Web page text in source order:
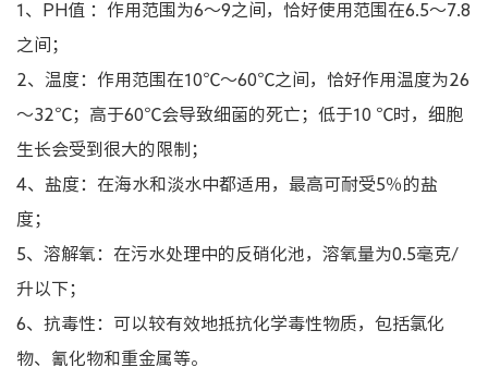
1、PH值 ：作用范围为6～9之间，恰好使用范围在6.5～7.8
之间；
2、温度：作用范围在10℃～60℃之间，恰好作用温度为26
～32℃；高于60℃会导致细菌的死亡；低于10 ℃时，细胞
生长会受到很大的限制；
4、盐度：在海水和淡水中都适用，最高可耐受5％的盐
度；
5、溶解氧：在污水处理中的反硝化池，溶氧量为0.5毫克/
升以下；
6、抗毒性：可以较有效地抵抗化学毒性物质，包括氯化
物、氰化物和重金属等。